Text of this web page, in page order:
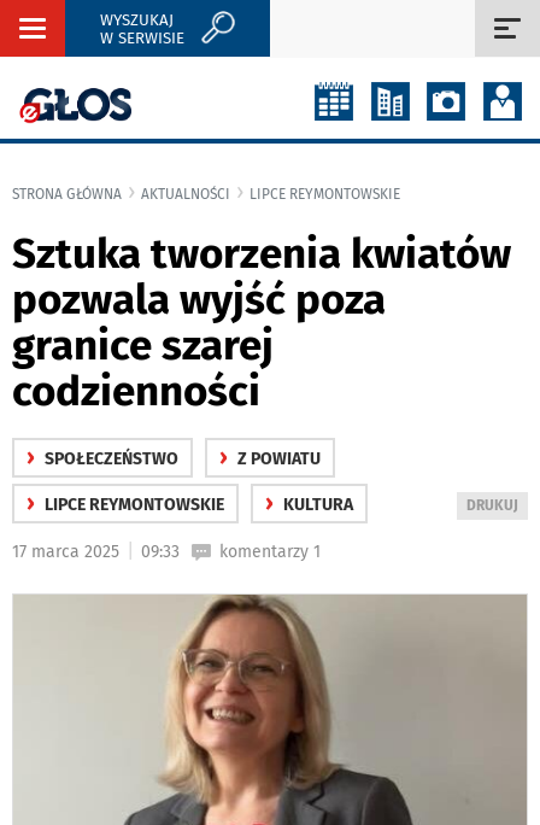
Rozwiń
WYSZUKAJ
W SERWISIE
STRONA GŁÓWNA AKTUALNOŚCI LIPCE REYMONTOWSKIE
Sztuka tworzenia kwiatów
pozwala wyjść poza
granice szarej
codzienności
› SPOŁECZEŃSTWO › Z POWIATU
› LIPCE REYMONTOWSKIE › KULTURA
WYDRUKUJ
DRUKUJ
17 marca 2025 09:33 komentarzy 1